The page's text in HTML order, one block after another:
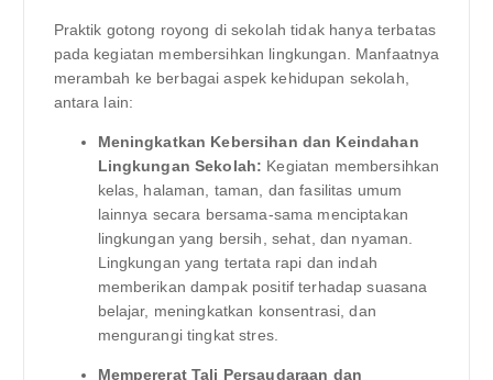
Praktik gotong royong di sekolah tidak hanya terbatas
pada kegiatan membersihkan lingkungan. Manfaatnya
merambah ke berbagai aspek kehidupan sekolah,
antara lain:
Meningkatkan Kebersihan dan Keindahan
Lingkungan Sekolah: Kegiatan membersihkan
kelas, halaman, taman, dan fasilitas umum
lainnya secara bersama-sama menciptakan
lingkungan yang bersih, sehat, dan nyaman.
Lingkungan yang tertata rapi dan indah
memberikan dampak positif terhadap suasana
belajar, meningkatkan konsentrasi, dan
mengurangi tingkat stres.
Mempererat Tali Persaudaraan dan